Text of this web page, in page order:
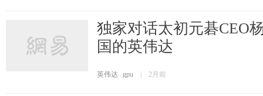
独家对话太初元碁CEO
国的英伟达
英伟达 gpu 2月前